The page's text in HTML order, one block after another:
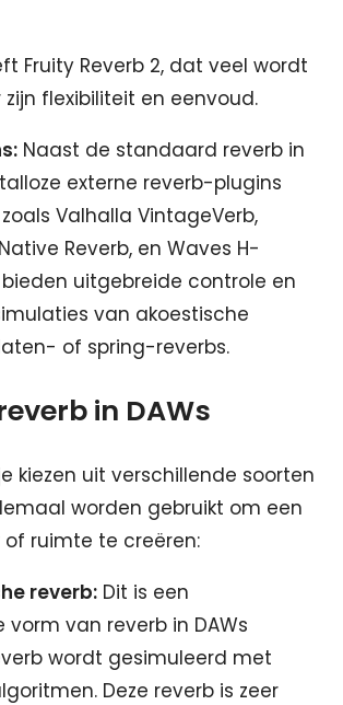
Fruity Reverb 2, dat veel wordt
flexibiliteit en eenvoud.
Naast de standaard reverb in
talloze externe reverb-plugins
Valhalla VintageVerb,
Reverb, en Waves H-
bieden uitgebreide controle en
van akoestische
of spring-reverbs.
in DAWs
kiezen uit verschillende soorten
worden gebruikt om een
ruimte te creëren:
reverb: Dit is een
vorm van reverb in DAWs
wordt gesimuleerd met
Deze reverb is zeer